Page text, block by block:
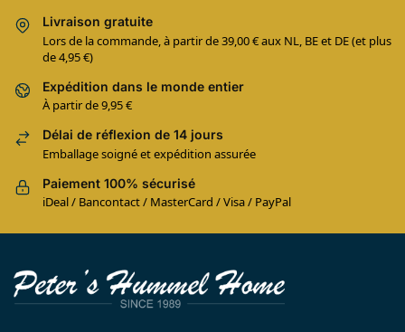
Livraison gratuite
Lors de la commande, à partir de 39,00 € aux NL, BE et DE (et plus
de 4,95 €)
Expédition dans le monde entier
À partir de 9,95 €
Délai de réflexion de 14 jours
Emballage soigné et expédition assurée
Paiement 100% sécurisé
iDeal / Bancontact / MasterCard / Visa / PayPal